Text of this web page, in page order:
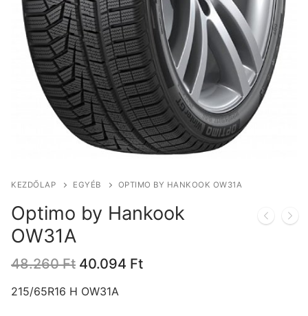
KEZDŐLAP EGYÉB OPTIMO BY HANKOOK OW31A
Optimo by Hankook
OW31A
48.260Ft Original
was:
40.094 FtCurrent
215/65R16 H OW31A